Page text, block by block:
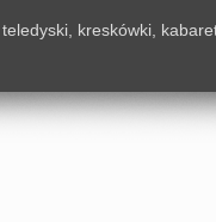
kreskówki,